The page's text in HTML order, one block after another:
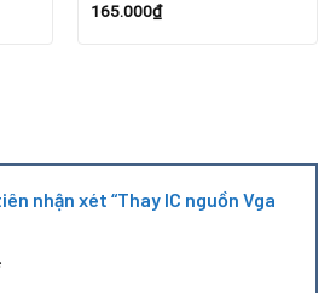
phù, hoặc IC nguồn bị nứt.
nguồn bị hỏng
biến làm hỏng IC nguồn VGA GTX
165.000₫
nhận xét “Thay IC nguồn Vga